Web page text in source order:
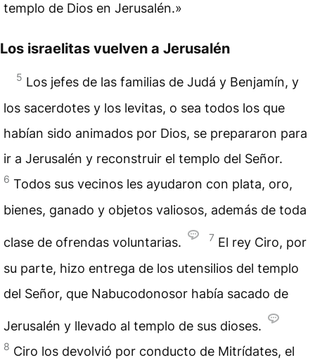
templo de Dios en Jerusalén.»
Los israelitas vuelven a Jerusalén
5 Los jefes de las familias de Judá y Benjamín, y
los sacerdotes y los levitas, o sea todos los que
habían sido animados por Dios, se prepararon para
ir a Jerusalén y reconstruir el templo del Señor.
6 Todos sus vecinos les ayudaron con plata, oro,
bienes, ganado y objetos valiosos, además de toda
clase de ofrendas voluntarias. 7 El rey Ciro, por
su parte, hizo entrega de los utensilios del templo
del Señor, que Nabucodonosor había sacado de
Jerusalén y llevado al templo de sus dioses.
8 Ciro los devolvió por conducto de Mitrídates, el